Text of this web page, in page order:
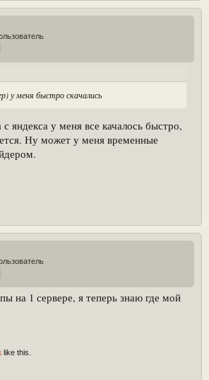
у меня быстро скачались
с яндекса у меня все качалось быстро,
Ну может у меня временные
на 1 сервере, я теперь знаю где мой
like this.